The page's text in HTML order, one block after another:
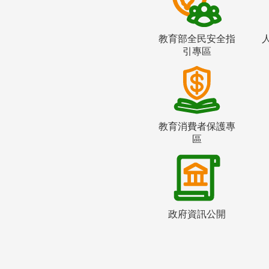
教育部全民安全指
引專區
教育消費者保護專
區
政府資訊公開